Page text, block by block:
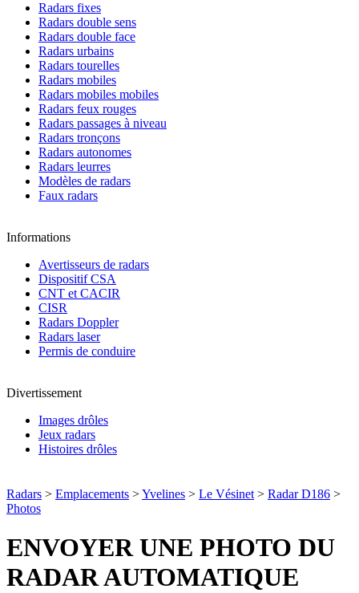
Radars fixes
Radars double sens
Radars double face
Radars urbains
Radars tourelles
Radars mobiles
Radars mobiles mobiles
Radars feux rouges
Radars passages à niveau
Radars tronçons
Radars autonomes
Radars leurres
Modèles de radars
Faux radars
Informations
Avertisseurs de radars
Dispositif CSA
CNT et CACIR
CISR
Radars Doppler
Radars laser
Permis de conduire
Divertissement
Images drôles
Jeux radars
Histoires drôles
Radars > Emplacements >Yvelines > Le Vésinet > Radar D186 >
Photos
ENVOYER UNE PHOTO DU
RADAR AUTOMATIQUE